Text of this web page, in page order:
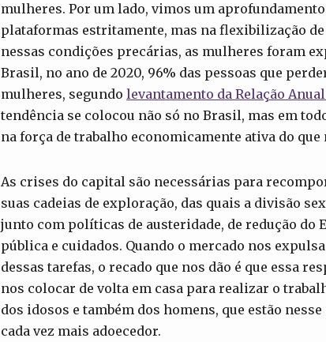
mulheres. Por um lado, vimos um
plataformas estritamente, mas na flexibilização
nessas condições precárias, as mulheres foram
Brasil, no ano de 2020, 96% das pessoas que
mulheres, segundo levantamento da Relação
tendência se colocou não só no Brasil, mas em
na força de trabalho economicamente ativa do que
As crises do capital são necessárias para
suas cadeias de exploração, das quais a divisão
junto com políticas de austeridade, de redução do
pública e cuidados. Quando o mercado nos
dessas tarefas, o recado que nos dão é que essa
nos colocar de volta em casa para realizar o
dos idosos e também dos homens, que estão
cada vez mais adoecedor.